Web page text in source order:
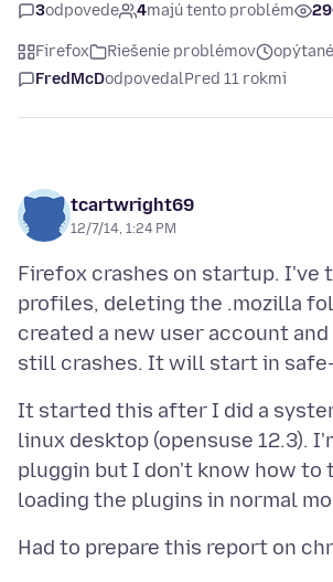
3odpovede 4majú tento problém
Firefox Riešenie problémov
FredMcDodpovedalPred 11 rokmi
tcartwright69
12/7/14, 1:24 PM
Firefox crashes on startup. I've
profiles, deleting the .mozilla
created a new user account
It started this after I did a
linux desktop (opensuse 12.3).
pluggin but I don't know how